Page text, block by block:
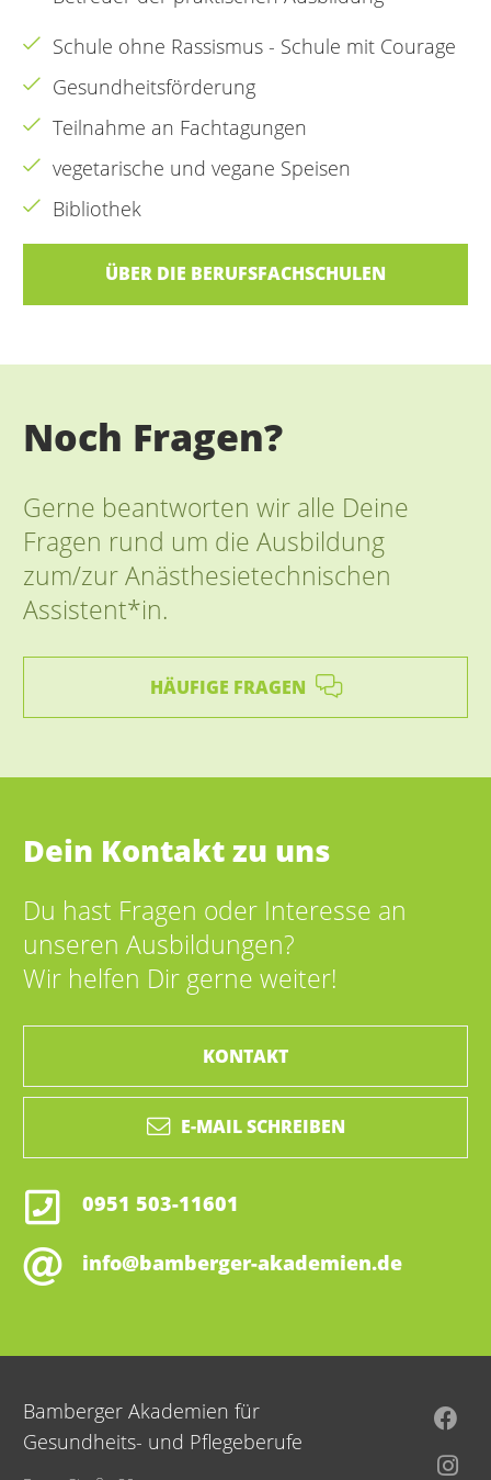
Schule ohne Rassismus - Schule mit Courage
Gesundheitsförderung
Teilnahme an Fachtagungen
vegetarische und vegane Speisen
Bibliothek
ÜBER DIE BERUFSFACHSCHULEN
Noch Fragen?
Gerne beantworten wir alle Deine
Fragen rund um die Ausbildung
zum/zur Anästhesietechnischen
Assistent*in.
HÄUFIGE FRAGEN
Dein Kontakt zu uns
Du hast Fragen oder Interesse an
unseren Ausbildungen?
Wir helfen Dir gerne weiter!
KONTAKT
E-MAIL SCHREIBEN
0951 503-11601
info@bamberger-akademien.de
Bamberger Akademien für
Gesundheits- und Pflegeberufe